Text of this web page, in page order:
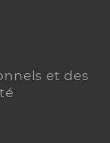
et des